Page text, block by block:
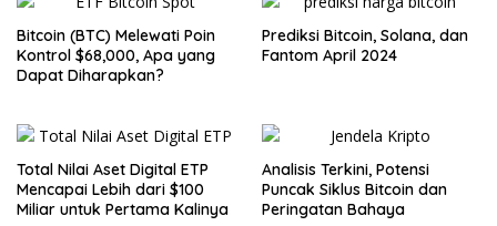
Bitcoin (BTC) Melewati Poin
Kontrol $68,000, Apa yang
Dapat Diharapkan?
Prediksi Bitcoin, Solana, dan
Fantom April 2024
Total Nilai Aset Digital ETP
Mencapai Lebih dari $100
Miliar untuk Pertama Kalinya
Analisis Terkini, Potensi
Puncak Siklus Bitcoin dan
Peringatan Bahaya